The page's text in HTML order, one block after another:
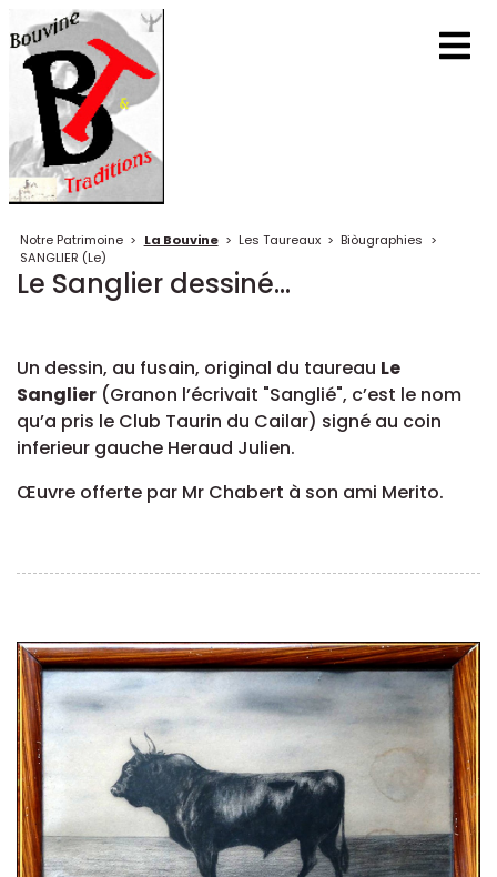
Notre Patrimoine > La Bouvine > Les Taureaux > Biòugraphies >
SANGLIER (Le)
Le Sanglier dessiné...
Un dessin, au fusain, original du taureau Le
Sanglier (Granon l’écrivait "Sanglié", c’est le nom
qu’a pris le Club Taurin du Cailar) signé au coin
inferieur gauche Heraud Julien.
Œuvre offerte par Mr Chabert à son ami Merito.